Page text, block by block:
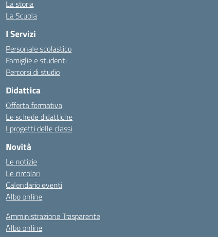
La storia
La Scuola
I Servizi
Personale scolastico
Famiglie e studenti
Percorsi di studio
Didattica
Offerta formativa
Le schede didattiche
I progetti delle classi
Novità
Le notizie
Le circolari
Calendario eventi
Albo online
Amministrazione Trasparente
Albo online